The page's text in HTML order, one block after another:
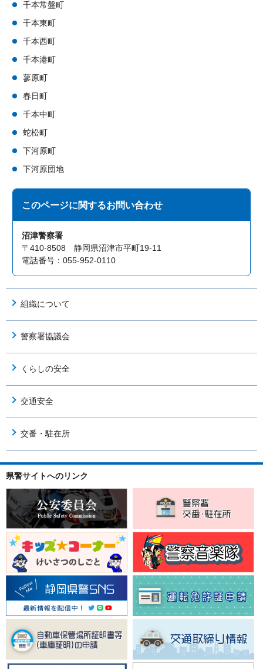
千本常盤町
千本東町
千本西町
千本港町
蓼原町
春日町
千本中町
蛇松町
下河原町
下河原団地
このページに関するお問い合わせ
沼津警察署
〒410-8508 静岡県沼津市平町19-11
電話番号：055-952-0110
組織について
警察署協議会
くらしの安全
交通安全
交番・駐在所
県警サイトへのリンク